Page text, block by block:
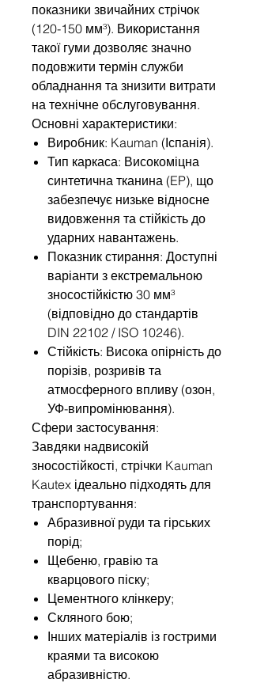
показники звичайних стрічок
(120-150 мм³). Використання
такої гуми дозволяє значно
подовжити термін служби
обладнання та знизити витрати
на технічне обслуговування.
Основні характеристики:
Виробник: Kauman (Іспанія).
Тип каркаса: Високоміцна
синтетична тканина (EP), що
забезпечує низьке відносне
видовження та стійкість до
ударних навантажень.
Показник стирання: Доступні
варіанти з екстремальною
зносостійкістю 30 мм³
(відповідно до стандартів
DIN 22102 / ISO 10246).
Стійкість: Висока опірність до
порізів, розривів та
атмосферного впливу (озон,
УФ-випромінювання).
Сфери застосування:
Завдяки надвисокій
зносостійкості, стрічки Kauman
Kautex ідеально підходять для
транспортування:
Абразивної руди та гірських
порід;
Щебеню, гравію та
кварцового піску;
Цементного клінкеру;
Скляного бою;
Інших матеріалів із гострими
краями та високою
абразивністю.